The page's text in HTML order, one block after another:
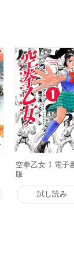
空拳乙女 1 電子
版
試し読み